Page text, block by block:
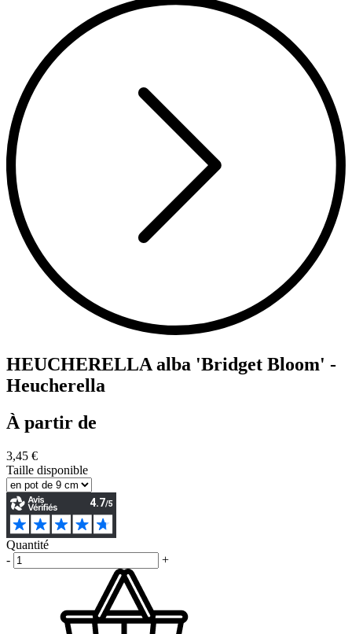
HEUCHERELLA alba 'Bridget Bloom' -
Heucherella
À partir de
3,45 €
Taille disponible
Quantité
-
+